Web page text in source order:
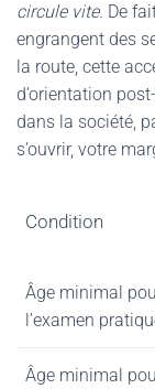
circule vite. De
engrangent des
la route, cette
d’orientation
dans la société,
s’ouvrir, votre
Condition
Âge minimal
l’examen
Âge minimal